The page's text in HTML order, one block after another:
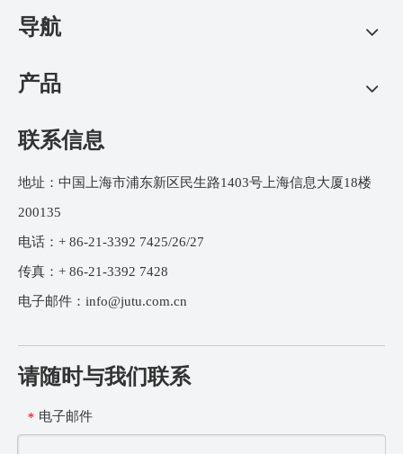
导航
产品
联系信息
地址：中国上海市浦东新区民生路1403号上海信息大厦18楼
200135
电话：+ 86-21-3392 7425/26/27
传真：+ 86-21-3392 7428
电子邮件： info@jutu.com.cn
请随时与我们联系
* 电子邮件